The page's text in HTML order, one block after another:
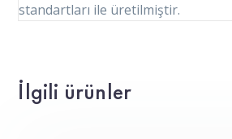
standartları ile üretilmiştir.
İlgili ürünler